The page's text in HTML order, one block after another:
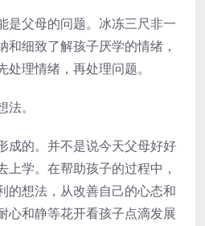
是父母的问题。冰冻三尺非一
和细致了解孩子厌学的情绪，
理情绪，再处理问题。
。
成的。并不是说今天父母好好
上学。在帮助孩子的过程中，
的想法，从改善自己的心态和
心和静等花开看孩子点滴发展